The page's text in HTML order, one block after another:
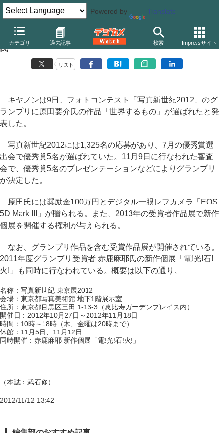
Powered by Translate
カテゴリ 過去記事 検索 Impressサイト
キヤノン「写真新世紀2012」のグランプリに原田要介
氏
リスト
キヤノンは9日、フォトコンテスト「写真新世紀2012」のグ
ランプリに原田要介氏の作品「世界するもの」が選ばれたと発
表した。
写真新世紀2012には1,325名の応募があり、7月の優秀賞選
出会で優秀賞5名が選ばれていた。11月9日に行なわれた審査
会で、優秀賞5名のプレゼンテーションなどによりグランプリ
が決定した。
原田氏には奨励金100万円とデジタル一眼レフカメラ「EOS
5D Mark III」が贈られる。また、2013年の受賞者作品展で新作
個展を開催する権利が与えられる。
なお、グランプリ作品を含む受賞作品展が開催されている。
2011年度グランプリ受賞者 赤鹿麻耶氏の新作個展「電!光!石!
火!」も同時に行なわれている。概要は以下の通り。
名称：写真新世紀 東京展2012
会場：東京都写真美術館 地下1階展示室
住所：東京都目黒区三田 1-13-3（恵比寿ガーデンプレイス内）
開催日：2012年10月27日～2012年11月18日
時間：10時～18時（木、金曜は20時まで）
休館：11月5日、11月12日
同時開催：赤鹿麻耶 新作個展「電!光!石!火!」
（本誌：武石修）
2012/11/12 13:42